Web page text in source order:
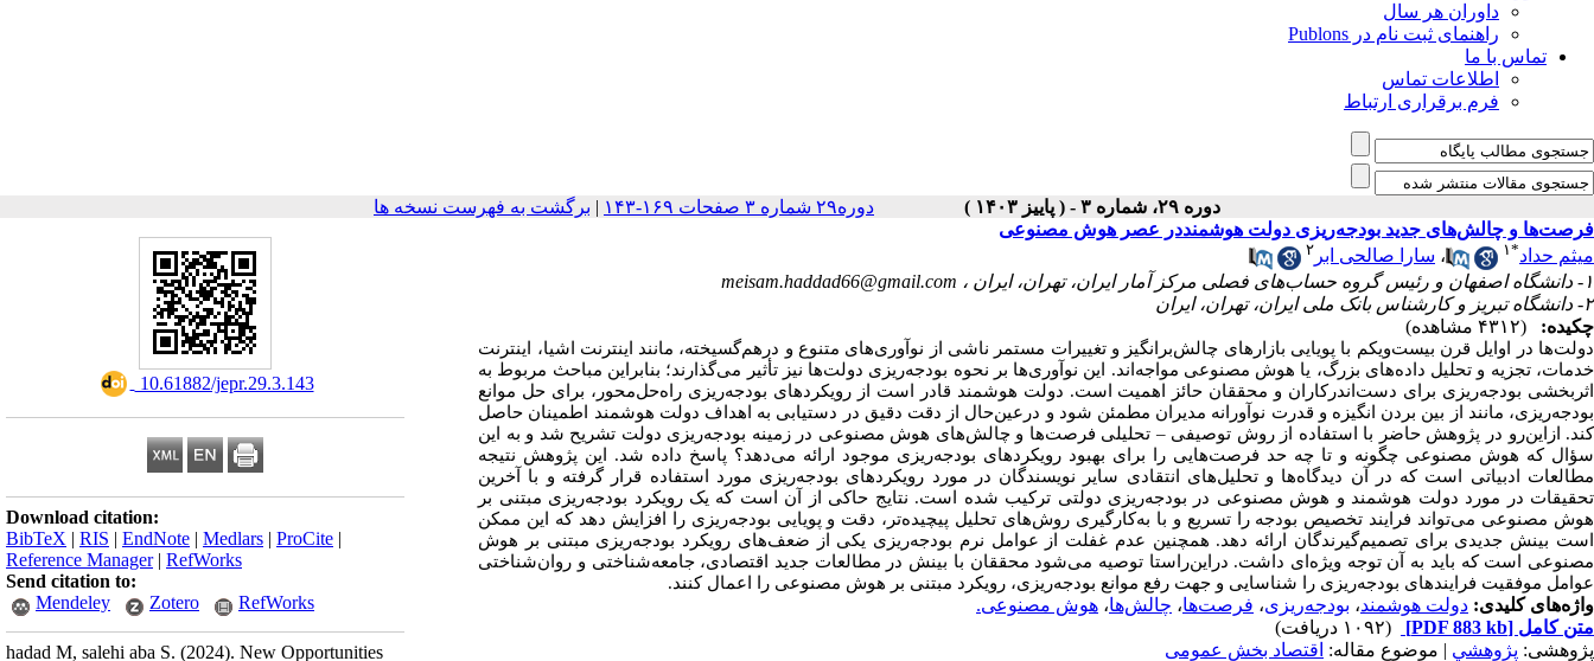
داوران هر سال
راهنمای ثبت نام در Publons
تماس با ما
اطلاعات تماس
فرم برقراری ارتباط
دوره ۲۹، شماره ۳ - ( پاییز ۱۴۰۳ ) دوره۲۹ شماره ۳ صفحات ۱۶۹-۱۴۳ | برگشت به فهرست نسخه ها
‎ 10.61882/jepr.29.3.143
Download citation:
BibTeX | RIS | EndNote | Medlars | ProCite |
Reference Manager| RefWorks
Send citation to:
Mendeley
Zotero RefWorks
hadad M, salehi aba S. (2024). New Opportunities
فرصت‌ها و چالش‌های جدید بودجه‌ریزی دولت هوشمنددر عصر هوش مصنوعی
میثم حداد*۱ ، سارا صالحی ابر ۲
۱- دانشگاه اصفهان و رئیس گروه حساب‌های فصلی مرکز آمار ایران، تهران، ایران ،
meisam.haddad66@gmail.com
۲- دانشگاه تبریز و کارشناس بانک ملی ایران، تهران، ایران
چکیده:
(۴۳۱۲ مشاهده)
دولت‌ها در اوایل قرن بیست‌ویکم با پویایی بازارهای چالش‌برانگیز و تغییرات مستمر ناشی از نوآوری‌های متنوع و درهم‌گسیخته، مانند اینترنت اشیا، اینترنت
خدمات، تجزیه و تحلیل داده‌های بزرگ، یا هوش مصنوعی مواجه‌اند. این نوآوری‌ها بر نحوه بودجه‌ریزی دولت‌ها نیز تأثیر می‌گذارند؛ بنابراین مباحث مربوط به
اثربخشی بودجه‌ریزی برای دست‌اندرکاران و محققان حائز اهمیت است. دولت هوشمند قادر است از رویکردهای بودجه‌ریزی راه‌حل‌محور، برای حل موانع
بودجه‌ریزی، مانند از بین بردن انگیزه و قدرت نوآورانه مدیران مطمئن شود و درعین‌حال از دقت دقیق در دستیابی به اهداف دولت هوشمند اطمینان حاصل
کند. ازاین‌رو در پژوهش حاضر با استفاده از روش توصیفی – تحلیلی فرصت‌ها و چالش‌های هوش مصنوعی در زمینه بودجه‌ریزی دولت تشریح شد و به این
سؤال که هوش مصنوعی چگونه و تا چه حد فرصت‌هایی را برای بهبود رویکردهای بودجه‌ریزی موجود ارائه می‌دهد؟ پاسخ داده شد. این پژوهش نتیجه
مطالعات ادبیاتی است که در آن دیدگاه‌ها و تحلیل‌های انتقادی سایر نویسندگان در مورد رویکردهای بودجه‌ریزی مورد استفاده قرار گرفته و با آخرین
تحقیقات در مورد دولت هوشمند و هوش مصنوعی در بودجه‌‌ریزی دولتی ترکیب شده ‌است. نتایج حاکی از آن است که یک رویکرد بودجه‌ریزی مبتنی بر
هوش مصنوعی می‌تواند فرایند تخصیص بودجه را تسریع و با به‌کارگیری روش‌های تحلیل پیچیده‌تر، دقت و پویایی بودجه‌ریزی را افزایش دهد که این ممکن
است بینش جدیدی برای تصمیم‌گیرندگان ارائه دهد. همچنین عدم غفلت از عوامل نرم بودجه‌ریزی یکی از ضعف‌های رویکرد بودجه‌ریزی مبتنی بر هوش
مصنوعی است که باید به آن توجه ویژه‌ای داشت. دراین‌راستا توصیه می‌شود محققان با بینش در مطالعات جدید اقتصادی، جامعه‌شناختی و روان‌شناختی
عوامل موفقیت فرایندهای بودجه‌ریزی را شناسایی و جهت رفع موانع بودجه‌ریزی، رویکرد مبتنی بر هوش مصنوعی را اعمال کنند.
واژه‌های کلیدی: دولت هوشمند، بودجه‌ریزی، فرصت‌ها، چالش‌ها، هوش مصنوعی.
متن کامل [PDF 883 kb]
(۱۰۹۲ دریافت)
پژوهشی: پژوهشي | موضوع مقاله: اقتصاد بخش عمومی